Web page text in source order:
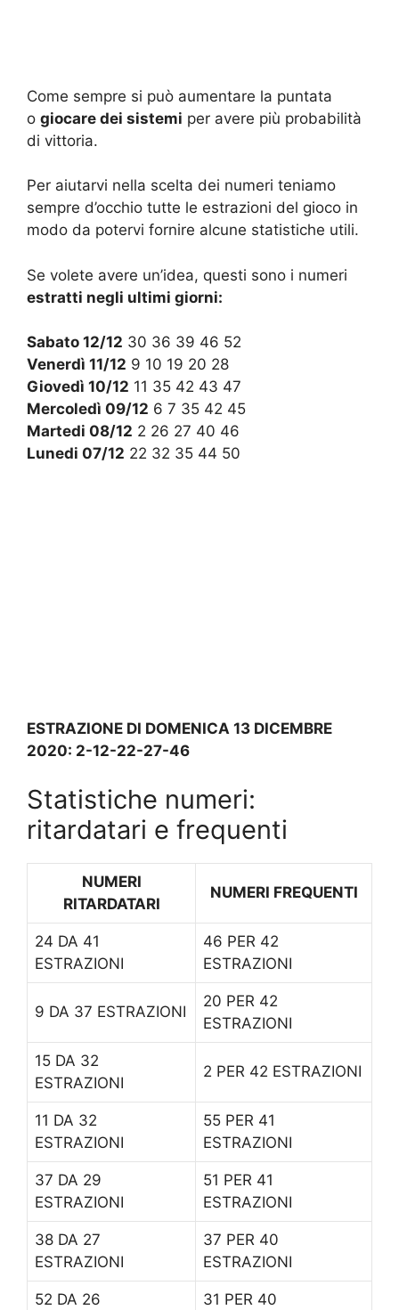
Come sempre si può aumentare la puntata
o giocare dei sistemi per avere più probabilità
di vittoria.
Per aiutarvi nella scelta dei numeri teniamo
sempre d’occhio tutte le estrazioni del gioco in
modo da potervi fornire alcune statistiche utili.
Se volete avere un’idea, questi sono i numeri
estratti negli ultimi giorni:
Sabato 12/12 30 36 39 46 52
Venerdì 11/12 9 10 19 20 28
Giovedì 10/12 11 35 42 43 47
Mercoledì 09/12 6 7 35 42 45
Martedi 08/12 2 26 27 40 46
Lunedi 07/12 22 32 35 44 50
ESTRAZIONE DI DOMENICA 13 DICEMBRE
2020: 2-12-22-27-46
Statistiche numeri:
ritardatari e frequenti
NUMERI
RITARDATARI
NUMERI FREQUENTI
24 DA 41
ESTRAZIONI
46 PER 42
ESTRAZIONI
9 DA 37 ESTRAZIONI
20 PER 42
ESTRAZIONI
15 DA 32
ESTRAZIONI
2 PER 42 ESTRAZIONI
11 DA 32
ESTRAZIONI
55 PER 41
ESTRAZIONI
37 DA 29
ESTRAZIONI
51 PER 41
ESTRAZIONI
38 DA 27
ESTRAZIONI
37 PER 40
ESTRAZIONI
52 DA 26
31 PER 40